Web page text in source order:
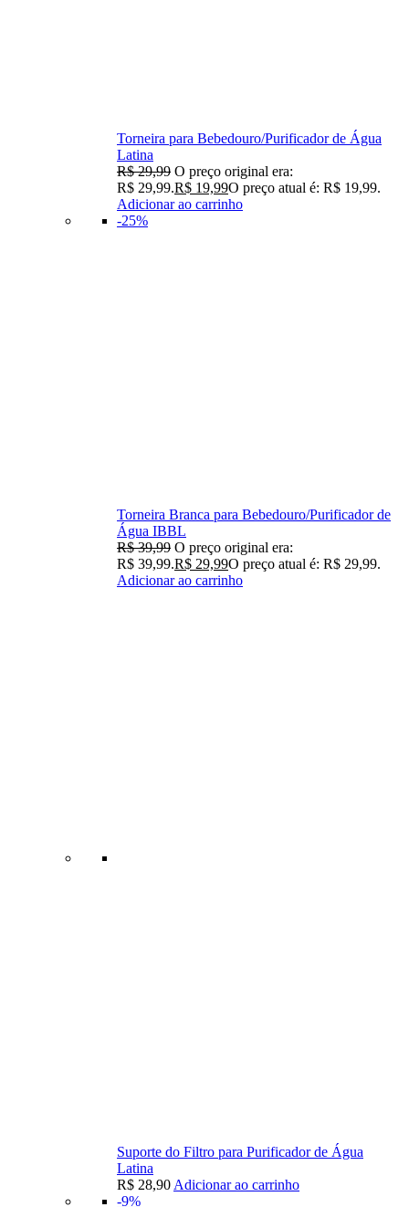
Torneira para Bebedouro/Purificador de Água
Latina
R$29,99 O preço original era:
R$ 29,99.R$ 19,99O preço atual é: R$ 19,99.
Adicionar ao carrinho
-25%
Torneira Branca para Bebedouro/Purificador de
Água IBBL
R$39,99 O preço original era:
R$ 39,99.R$ 29,99O preço atual é: R$ 29,99.
Adicionar ao carrinho
Suporte do Filtro para Purificador de Água
Latina
R$ 28,90 Adicionar ao carrinho
-9%